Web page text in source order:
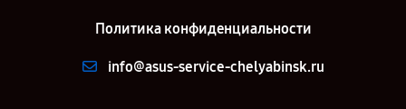
Политика конфиденциальности
info@asus-service-chelyabinsk.ru